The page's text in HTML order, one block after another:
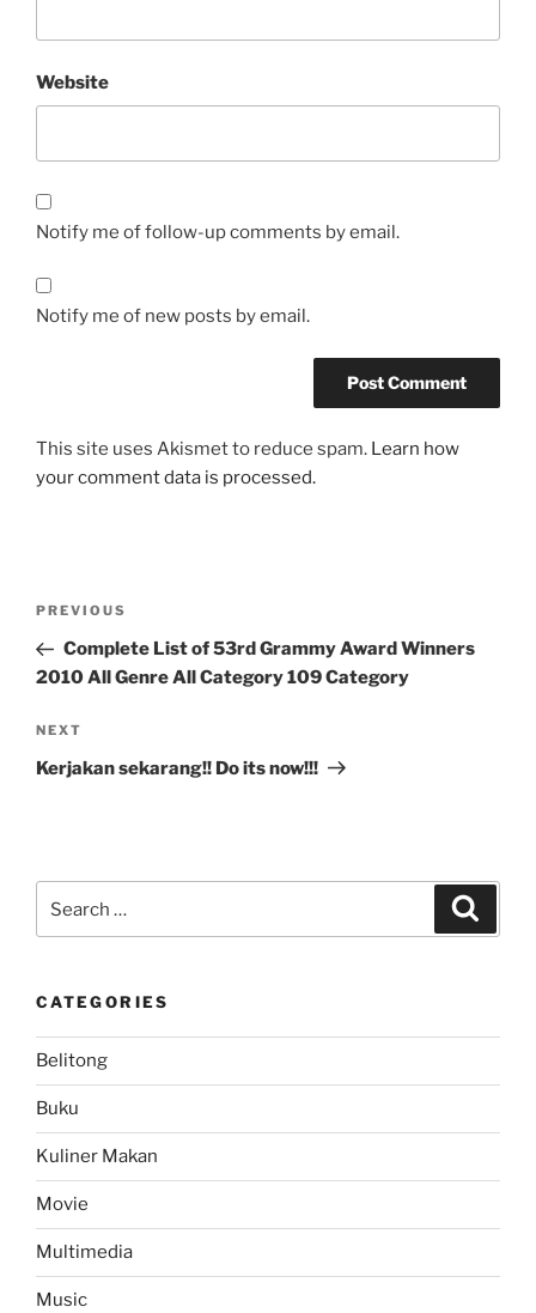
Website
Notify me of follow-up comments by email.
Notify me of new posts by email.
This site uses Akismet to reduce spam. Learn how
your comment data is processed.
Previous
Post
PREVIOUS
Complete List of 53rd Grammy Award Winners
2010 All Genre All Category 109 Category
Next
Post
NEXT
Kerjakan sekarang!! Do its now!!!
for:
CATEGORIES
Belitong
Buku
Kuliner Makan
Movie
Multimedia
Music